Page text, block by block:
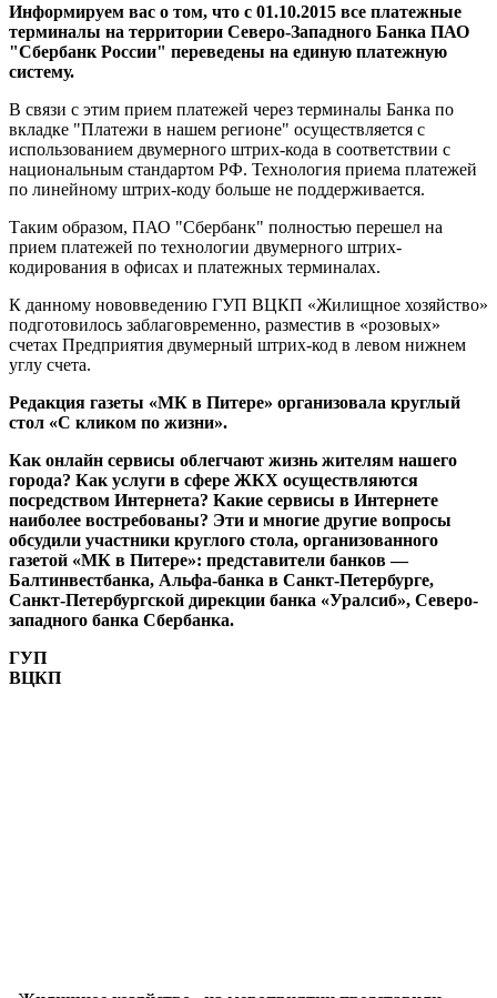
Информируем вас о том, что с 01.10.2015 все платежные
терминалы на территории Северо-Западного Банка ПАО
"Сбербанк России" переведены на единую платежную
систему.
В связи с этим прием платежей через терминалы Банка по
вкладке "Платежи в нашем регионе" осуществляется с
использованием двумерного штрих-кода в соответствии с
национальным стандартом РФ. Технология приема платежей
по линейному штрих-коду больше не поддерживается.
Таким образом, ПАО "Сбербанк" полностью перешел на
прием платежей по технологии двумерного штрих-
кодирования в офисах и платежных терминалах.
К данному нововведению ГУП ВЦКП «Жилищное хозяйство»
подготовилось заблаговременно, разместив в «розовых»
счетах Предприятия двумерный штрих-код в левом нижнем
углу счета.
Редакция газеты «МК в Питере» организовала круглый
стол «С кликом по жизни».
Как онлайн сервисы облегчают жизнь жителям нашего
города? Как услуги в сфере ЖКХ осуществляются
посредством Интернета? Какие сервисы в Интернете
наиболее востребованы? Эти и многие другие вопросы
обсудили участники круглого стола, организованного
газетой «МК в Питере»: представители банков —
Балтинвестбанка, Альфа-банка в Санкт-Петербурге,
Санкт-Петербургской дирекции банка «Уралсиб», Северо-
западного банка Сбербанка.
ГУП
ВЦКП